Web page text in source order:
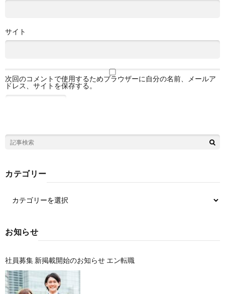
サイト
次回のコメントで使用するためブラウザーに自分の名前、メールア
ドレス、サイトを保存する。
カテゴリー
お知らせ
社員募集 新掲載開始のお知らせ エン転職